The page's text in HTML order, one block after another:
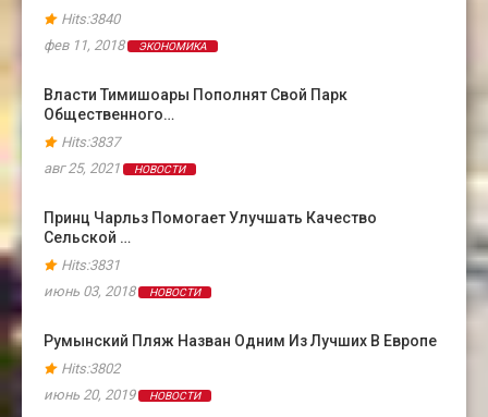
Hits:3840
фев 11, 2018
ЭКОНОМИКА
Власти Тимишоары Пополнят Свой Парк
Общественного…
Hits:3837
авг 25, 2021
НОВОСТИ
Принц Чарльз Помогает Улучшать Качество
Сельской …
Hits:3831
июнь 03, 2018
НОВОСТИ
Румынский Пляж Назван Одним Из Лучших В Европе
Hits:3802
июнь 20, 2019
НОВОСТИ